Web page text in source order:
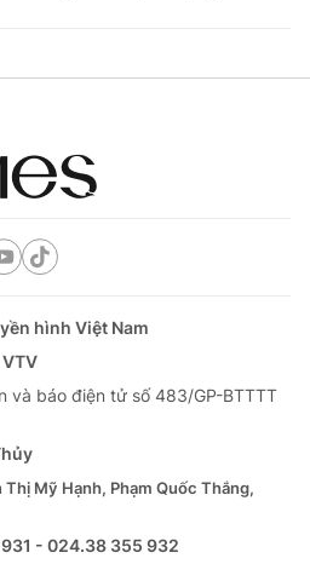
hình Việt Nam
và báo điện tử số 483/GP-BTTTT
Thị Mỹ Hạnh, Phạm Quốc Thắng,
- 024.38 355 932